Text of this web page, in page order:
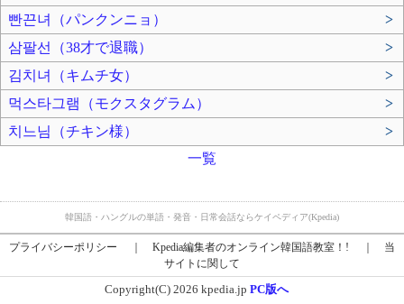
빤끈녀（パンクンニョ）
>
삼팔선（38才で退職）
>
김치녀（キムチ女）
>
먹스타그램（モクスタグラム）
>
치느님（チキン様）
>
一覧
韓国語・ハングルの単語・発音・日常会話ならケイペディア(Kpedia)
プライバシーポリシー Kpedia編集者のオンライン韓国語教室！!
当
サイトに関して
Copyright(C) 2026 kpedia.jp PC版へ